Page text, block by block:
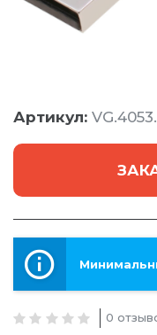
Артикул:
0